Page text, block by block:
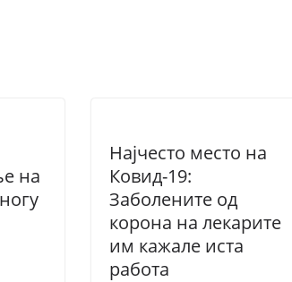
на
Најчесто место на
Ковид-19:
Заболените од
корона на лекарите
им кажале иста
работа